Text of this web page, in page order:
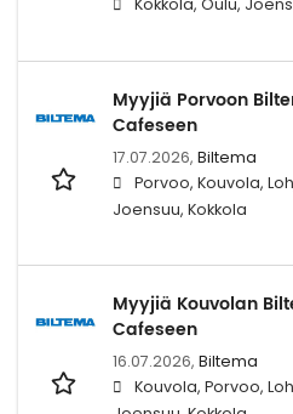
Myyjiä Porvoon
Cafeseen
17.07.2026, Biltema
Porvoo, Kouvola,
Joensuu, Kokkola
Myyjiä Kouvolan
Cafeseen
16.07.2026, Biltema
Kouvola, Porvoo,